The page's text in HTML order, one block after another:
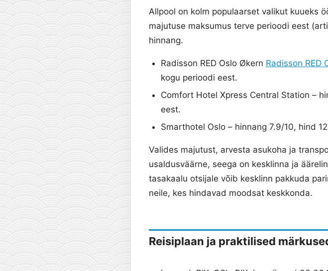
Allpool on kolm populaarset valikut kuueks
majutuse maksumus terve perioodi eest
hinnang.
Radisson RED Oslo Økern Radisson RED
kogu perioodi eest.
Comfort Hotel Xpress Central Station –
eest.
Smarthotel Oslo – hinnang 7.9/10, hind
Valides majutust, arvesta asukoha ja
usaldusväärne, seega on kesklinna ja
tasakaalu otsijale võib kesklinn pakkuda
neile, kes hindavad moodsat keskkonda.
Reisiplaan ja praktilised